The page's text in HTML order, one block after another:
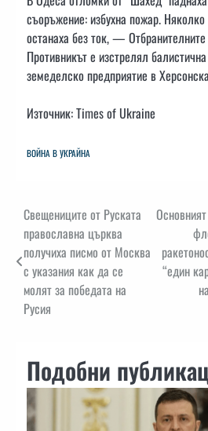
съоръжение: избухна пожар.
останаха без ток, —
Противникът е изстрелял
земеделско предприятие в
Източник: Times of Ukraine
ВОЙНА В УКРАЙНА
Навигация
Свещениците от Руската
православна църква
получиха писмо от Москва
с указания как да се
молят за победата на
Русия
“един
Подобни